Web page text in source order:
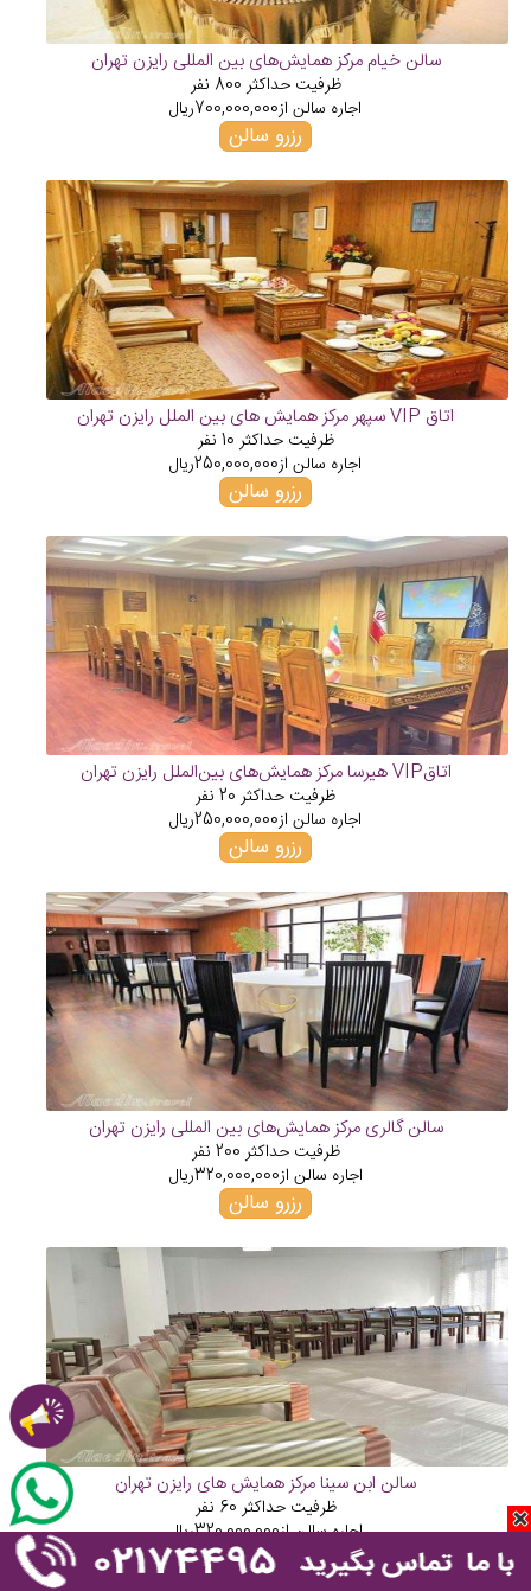
سالن خیام مرکز همایش‌های بین المللی رایزن تهران
ظرفیت حداکثر 800 نفر
اجاره سالن از700,000,000ریال
رزرو سالن
اتاق VIP سپهر مرکز همایش های بین الملل رایزن تهران
ظرفیت حداکثر 10 نفر
اجاره سالن از250,000,000ریال
رزرو سالن
اتاقVIP هیرسا مرکز همایش‌های بین‌الملل رایزن تهران
ظرفیت حداکثر 20 نفر
اجاره سالن از250,000,000ریال
رزرو سالن
سالن گالری مرکز همایش‌های بین المللی رایزن تهران
ظرفیت حداکثر 200 نفر
اجاره سالن از320,000,000ریال
رزرو سالن
سالن ابن سینا مرکز همایش های رایزن تهران
ظرفیت حداکثر 60 نفر
اجاره سالن از320,000,000ریال
رزرو سالن